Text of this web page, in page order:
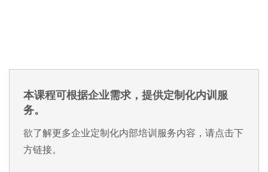
本课程可根据企业需求，提供定制化内训服
务。
欲了解更多企业定制化内部培训服务内容，请点击下
方链接。